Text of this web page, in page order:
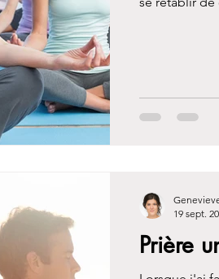
Prière
19 sept.